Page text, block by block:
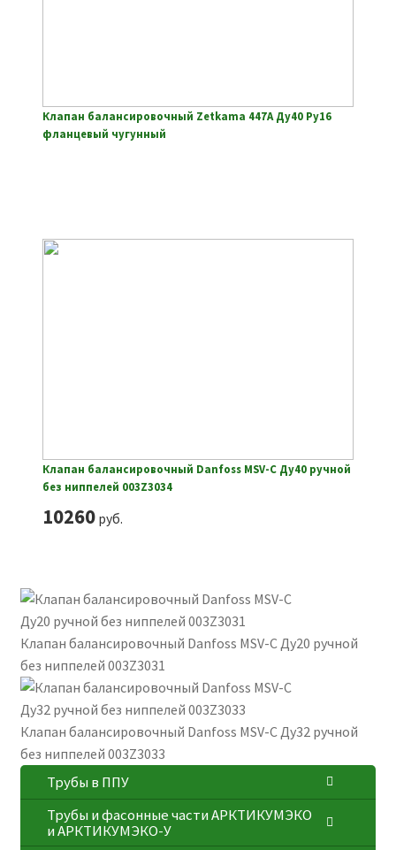
Клапан балансировочный Zetkama 447A Ду40 Ру16
фланцевый чугунный
Клапан балансировочный Danfoss MSV-C Ду40 ручной
без ниппелей 003Z3034
10260руб.
Клапан балансировочный Danfoss MSV-C Ду20 ручной
без ниппелей 003Z3031
Клапан балансировочный Danfoss MSV-C Ду32 ручной
без ниппелей 003Z3033
Трубы в ППУ
Трубы и фасонные части АРКТИКУМЭКО
и АРКТИКУМЭКО-У